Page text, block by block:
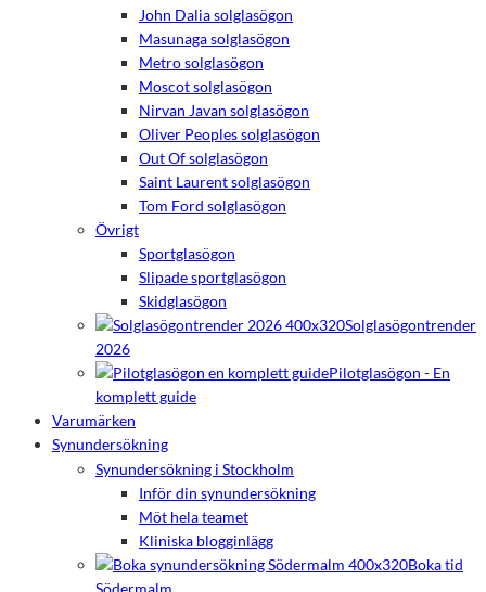
John Dalia solglasögon
Masunaga solglasögon
Metro solglasögon
Moscot solglasögon
Nirvan Javan solglasögon
Oliver Peoples solglasögon
Out Of solglasögon
Saint Laurent solglasögon
Tom Ford solglasögon
Övrigt
Sportglasögon
Slipade sportglasögon
Skidglasögon
Solglasögontrender
2026
Pilotglasögon - En
komplett guide
Varumärken
Synundersökning
Synundersökning i Stockholm
Inför din synundersökning
Möt hela teamet
Kliniska blogginlägg
Boka tid